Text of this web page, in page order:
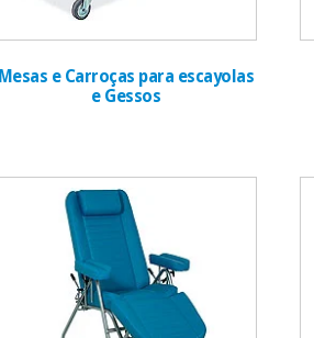
Mesas e Carroças para escayolas
e Gessos